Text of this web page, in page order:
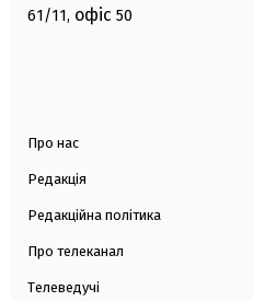
61/11, офіс 50
Про нас
Редакція
Редакційна політика
Про телеканал
Телеведучі